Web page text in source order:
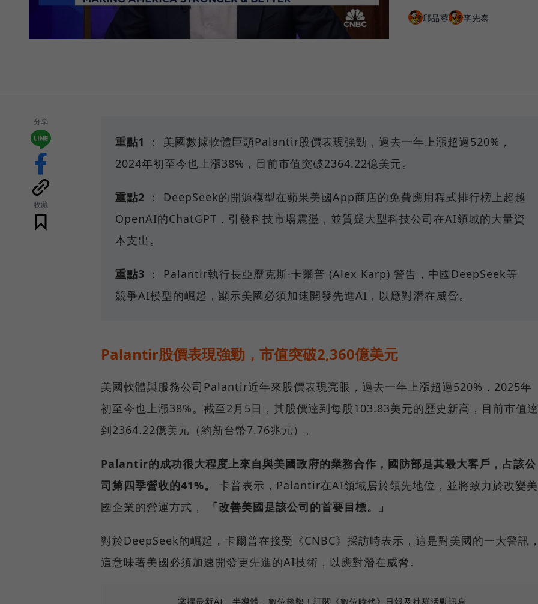
邱品蓉 李先泰
分享
收藏
重點1
： 美國數據軟體巨頭Palantir股價表現強勁，過去一年上漲超過520%，
2024年初至今也上漲38%，目前市值突破2364.22億美元。
重點2 ： DeepSeek的開源模型在蘋果美國App商店的免費應用程式排行榜上超越
OpenAI的ChatGPT，引發科技市場震盪，並質疑大型科技公司在AI領域的大量資
本支出。
重點3 ： Palantir執行長亞歷克斯·卡爾普 (Alex Karp) 警告，中國DeepSeek等
競爭AI模型的崛起，顯示美國必須加速開發先進AI，以應對潛在威脅。
Palantir股價表現強勁，市值突破2,360億美元
美國軟體與服務公司Palantir近年來股價表現亮眼，過去一年上漲超過520%，2025年
初至今也上漲38%。截至2月5日，其股價達到每股103.83美元的歷史新高，目前市值達
到2364.22億美元（約新台幣7.76兆元）。
Palantir的成功很大程度上來自與美國政府的業務合作，國防部是其最大客戶，占該公
司第四季營收的41%。
卡普表示，Palantir在AI領域居於領先地位，並將致力於改變美
國企業的營運方式，
「改善美國是該公司的首要目標。」
對於DeepSeek的崛起，卡爾普在接受《CNBC》採訪時表示，這是對美國的一大警訊
這意味著美國必須加速開發更先進的AI技術，以應對潛在威脅。
掌握最新AI、半導體、數位趨勢！訂閱《數位時代》日報及社群活動訊息